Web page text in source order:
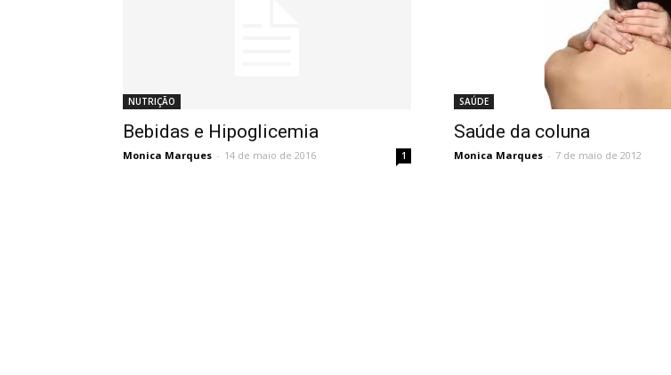
NUTRIÇÃO
Bebidas e Hipoglicemia
Monica Marques - 14 de maio de 2016 1
SAÚDE
Saúde da coluna
Monica Marques - 7 de maio de 2012